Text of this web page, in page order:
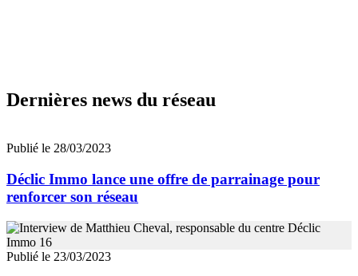
Dernières news du réseau
Publié le 28/03/2023
Déclic Immo lance une offre de parrainage pour
renforcer son réseau
Publié le 23/03/2023